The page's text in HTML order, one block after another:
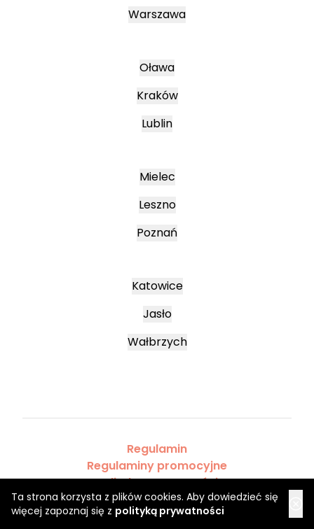
Ta strona korzysta z plików cookies. Aby dowiedzieć się
więcej zapoznaj się z polityką prywatności
Warszawa
Oława
Kraków
Lublin
Mielec
Leszno
Poznań
Katowice
Jasło
Wałbrzych
Regulamin
Regulaminy promocyjne
Polityka prywatności